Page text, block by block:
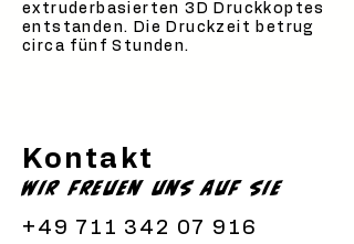
extruderbasierten 3D Druckkoptes
entstanden. Die Druckzeit betrug
circa fünf Stunden.
Kontakt
Wir freuen uns auf sie
+49 711 342 07 916